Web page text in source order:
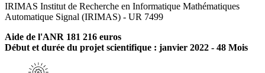
IRIMAS Institut de Recherche en Informatique Mathématiques
Automatique Signal (IRIMAS) - UR 7499
Aide de l'ANR 181 216 euros
Début et durée du projet scientifique : janvier 2022 - 48 Mois